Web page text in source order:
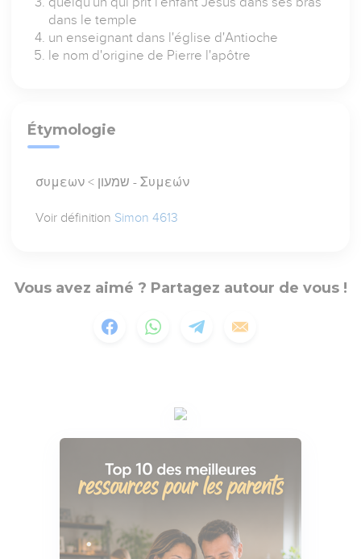
dans le temple
un enseignant dans l'église d'Antioche
le nom d'origine de Pierre l'apôtre
Étymologie
συμεων < שמעון - Συμεών
Voir définition Simon 4613
Vous avez aimé ? Partagez autour de vous !